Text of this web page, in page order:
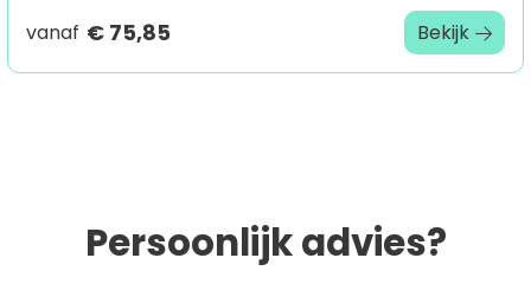
vanaf € 75,85 Bekijk
Persoonlijk advies?